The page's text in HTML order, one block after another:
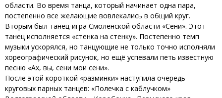
области. Во время танца, который начинает одна пара,
постепенно все желающие вовлекались в общий круг.
Вторым был танец-игра Смоленской области «Сени». Этот
танец исполняется «стенка на стенку». Постепенно темп
музыки ускорялся, но танцующие не только точно исполняли
хореографический рисунок, но ещё успевали петь известную
песню «Ах, вы, сени мои сени».
После этой короткой «разминки» наступила очередь
круговых парных танцев: «Полечка с каблучком»